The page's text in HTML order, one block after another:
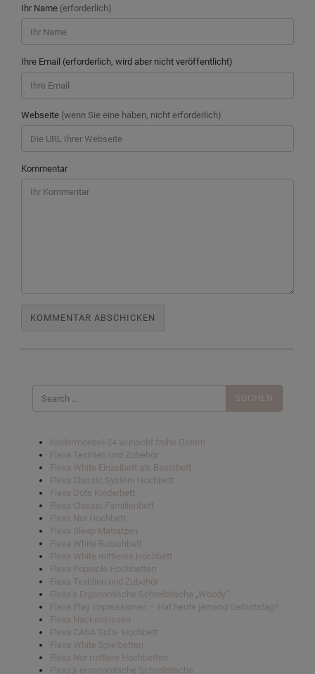
Ihr Name (erforderlich)
Ihre Email (erforderlich, wird aber nicht veröffentlicht)
Webseite (wenn Sie eine haben, nicht erforderlich)
Kommentar
Suchen
nach:
kindermoebel-24 wünscht frohe Ostern
Flexa Textilien und Zubehör
Flexa White Einzelbett als Basisbett
Flexa Classic System Hochbett
Flexa Dots Kinderbett
Flexa Classic Familienbett
Flexa Nor Hochbett
Flexa Sleep Matratzen
Flexa White Rutschbett
Flexa White mittleres Hochbett
Flexa Popsicle Hochbetten
Flexa Textilien und Zubehör
Flexa’s Ergonomische Schreibtische „Woody“
Flexa Play Impressionen – Hat heute jemand Geburtstag?
Flexa Nackenkissen
Flexa CASA Sofa- Hochbett
Flexa White Spielbetten
Flexa Nor mittlere Hochbetten
Flexa’s ergonomische Schreibtische